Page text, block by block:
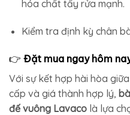
hóa chất tẩy rửa mạnh.
Kiểm tra định kỳ chân
👉 Đặt mua ngay hôm
Với sự kết hợp hài hòa
cấp và giá thành hợp lý,
đế vuông Lavaco là lựa